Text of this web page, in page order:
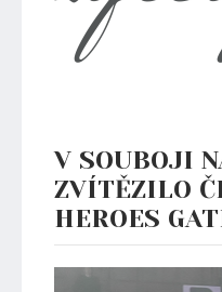
V SOUBOJI
ZVÍTĚZILO
HEROES